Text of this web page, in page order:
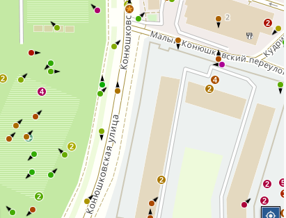
2
2
5
2
4
2
2
2
2
4
2
2